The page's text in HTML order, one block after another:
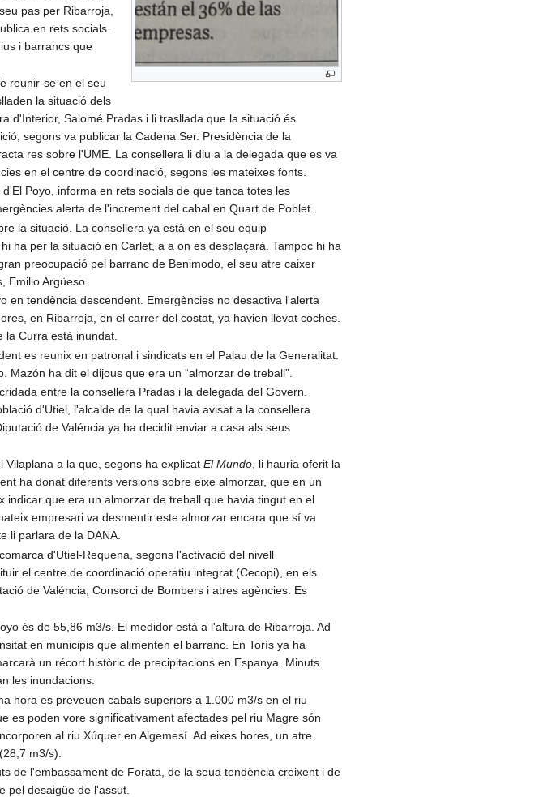
pas per Ribarroja,
en rets socials.
i barrancs que
reunir-se en el seu
la situació dels
d'Interior, Salomé Pradas i li trasllada que la situació és
segons va publicar la Cadena Ser. Presidència de la
res sobre l'UME. La consellera li diu a la delegada que es va
en el centre de coordinació, segons les mateixes fonts.
Poyo, informa en rets socials de que tanca totes les
alerta de l'increment del cabal en Quart de Poblet.
la situació. La consellera ya està en el seu equip
ha per la situació en Carlet, a a on es desplaçarà. Tampoc hi ha
preocupació pel barranc de Benimodo, el seu atre caixer
Emilio Argüeso.
en tendència descendent. Emergències no desactiva l'alerta
en Ribarroja, en el carrer del costat, ya havien llevat coches.
la Curra està inundat.
es reunix en patronal i sindicats en el Palau de la Generalitat.
ha dit el dijous que era un “almorzar de treball”.
entre la consellera Pradas i la delegada del Govern.
d'Utiel, l'alcalde de la qual havia avisat a la consellera
de Valéncia ya ha decidit enviar a casa als seus
Vilaplana a la que, segons ha explicatEl Mundo, li hauria oferit la
ha donat diferents versions sobre eixe almorzar, que en un
que era un almorzar de treball que havia tingut en el
empresari va desmentir este almorzar encara que sí va
li parlara de la DANA.
d'Utiel-Requena, segons l'activació del nivell
el centre de coordinació operatiu integrat (Cecopi), en els
de Valéncia, Consorci de Bombers i atres agències. Es
és de 55,86 m3/s. El medidor està a l'altura de Ribarroja. Ad
en municipis que alimenten el barranc. En Torís ya ha
un récort històric de precipitacions en Espanya. Minuts
les inundacions.
hora es preveuen cabals superiors a 1.000 m3/s en el riu
es poden vore significativament afectades pel riu Magre són
al riu Xúquer en Algemesí. Ad eixes hores, un atre
m3/s).
de l'embassament de Forata, de la seua tendència creixent i de
pel desaigüe de l'assut.